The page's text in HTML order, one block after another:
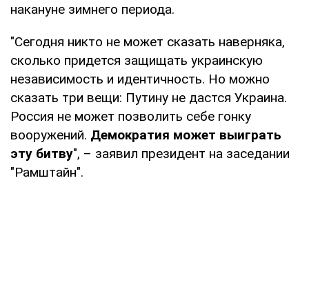
накануне зимнего периода.
"Сегодня никто не может сказать наверняка,
сколько придется защищать украинскую
независимость и идентичность. Но можно
сказать три вещи: Путину не дастся Украина.
Россия не может позволить себе гонку
вооружений. Демократия может выиграть
эту битву", – заявил президент на заседании
"Рамштайн".